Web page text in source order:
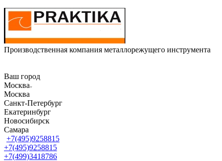
Производственная компания металлорежущего инструмента
Ваш город
Москва
Москва
Санкт-Петербург
Екатеринбург
Новосибирск
Самара
+7(495)9258815
+7(495)9258815
+7(499)3418786